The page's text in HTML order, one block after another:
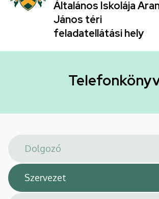
Lajos
Gyakorló
Általános
Arany
János
téri
feladatellátási
hely
Általános Iskolája
János téri
feladatellátási hely